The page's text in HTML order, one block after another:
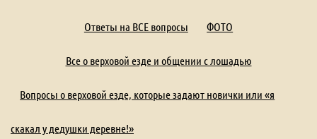
Ответы на ВСЕ вопросы ФОТО
Все о верховой езде и общении с лошадью
Вопросы о верховой езде, которые задают новички или «я
скакал у дедушки деревне!»